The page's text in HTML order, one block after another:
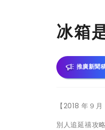
冰箱
推廣新聞
【2018 年９
別人追延禧攻